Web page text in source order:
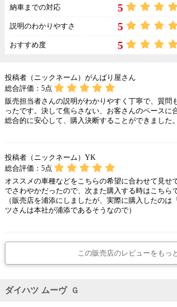
納車までの対応 5
説明のわかりやすさ 5
おすすめ度 5
投稿者（ニックネーム）がんばり屋さん
総合評価： 5点
販売担当者さんの説明がわかりやすく丁寧で、質問
ったです。決して焦らさない、お客さんのペースに
総合的に安心して、購入決断することができました。
投稿者（ニックネーム）YK
総合評価： 5点
オススメの車種などをこちらの希望に合わせて見せ
でさわやかだったので、次また購入する時はこちら
（販売店を浦添にしましたが、実際に購入したの
ツさんは本社が浦添であるそうなので）
この販売店のレビューをもっ
ダイハツ ムーヴ Ｇ